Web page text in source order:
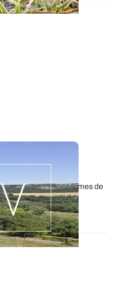
cultures n°21 et Pommes de